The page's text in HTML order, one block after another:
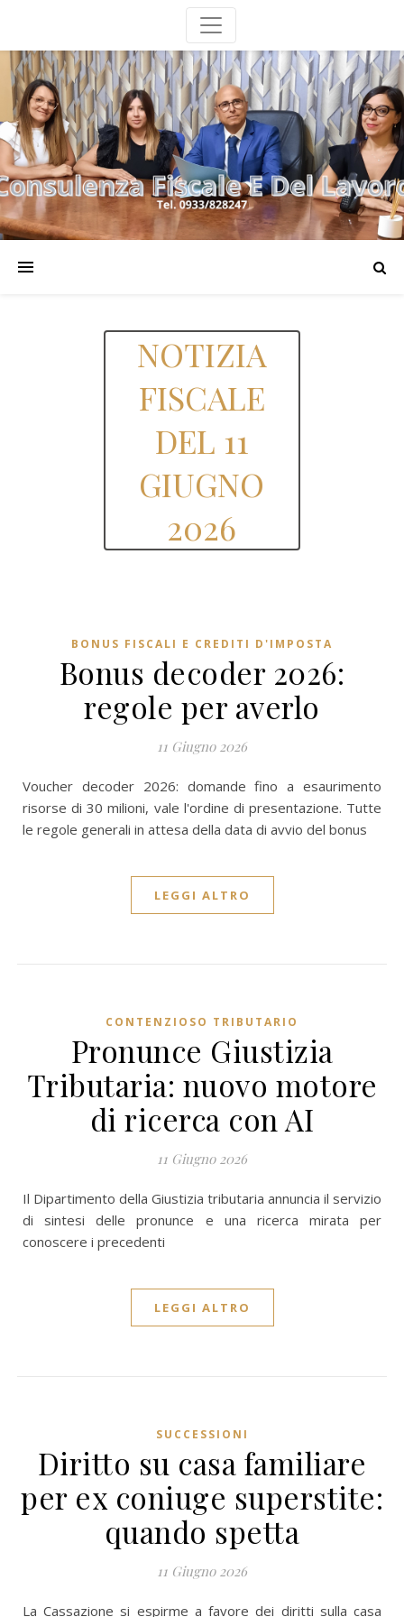
NOTIZIA
FISCALE
DEL 11
GIUGNO
2026
BONUS FISCALI E CREDITI D'IMPOSTA
Bonus decoder 2026:
regole per averlo
11 Giugno 2026
Voucher decoder 2026: domande fino a esaurimento
risorse di 30 milioni, vale l'ordine di presentazione. Tutte
le regole generali in attesa della data di avvio del bonus
LEGGI ALTRO
CONTENZIOSO TRIBUTARIO
Pronunce Giustizia
Tributaria: nuovo motore
di ricerca con AI
11 Giugno 2026
Il Dipartimento della Giustizia tributaria annuncia il servizio
di sintesi delle pronunce e una ricerca mirata per
conoscere i precedenti
LEGGI ALTRO
SUCCESSIONI
Diritto su casa familiare
per ex coniuge superstite:
quando spetta
11 Giugno 2026
La Cassazione si espirme a favore dei diritti sulla casa